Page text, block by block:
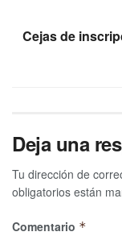
Cejas de
Deja una
Tu dirección de
obligatorios están
Comentario *